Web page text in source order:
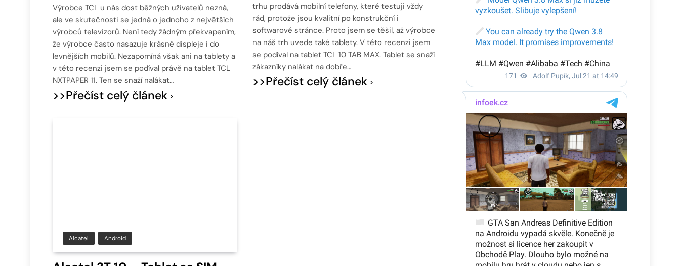
Výrobce TCL u nás dost běžných uživatelů nezná,
ale ve skutečnosti se jedná o jednoho z největších
výrobců televizorů. Není tedy žádným překvapením,
že výrobce často nasazuje krásné displeje i do
levnějších mobilů. Nezapomíná však ani na tablety a
v této recenzi jsem se podíval právě na tablet TCL
NXTPAPER 11. Ten se snaží nalákat…
>>Přečíst celý článek
trhu prodává mobilní telefony, které testuji vždy
rád, protože jsou kvalitní po konstrukční i
softwarové stránce. Proto jsem se těšil, až výrobce
na náš trh uvede také tablety. V této recenzi jsem
se podíval na tablet TCL 10 TAB MAX. Tablet se snaží
zákazníky nalákat na dobře…
>>Přečíst celý článek
Alcatel Android